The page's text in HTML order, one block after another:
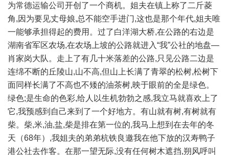
为常德运输公司开创了一个商机。姐夫在镇上称了二斤菱
角,因为要见丈母娘,总不能空手进门,这也是那个年代,姐夫唯
一能够承担得起的费用。过了白洋湖大桥,在公路的右边是
湖南省军区农场,在农场上坡的公路就进入“我”公社的地盘—
肖家岗大队。走上了有几十米落差的公路,只见公路二边是
连绵不断的丘陵山,山不高,但山上长满了青翠的松树,松树下
面同样长满了不高也不矮的油茶树,映于眼前的全是绿色。
绿色;是生命的色彩,给人以生机勃勃之感,我立马就喜欢上了
它,我预感到自己来到了一个好地方。有山就有树,有树就有
柴。柴,米,油,盐,柴是排在第一位的,我马上想到在去年的冬
天（68年）,我姐夫的弟弟杭铁良邀我在他下放的汉寿鸭子
港公社去作客。在那一望无际,没有任何树木遮挡,朔风呼叫